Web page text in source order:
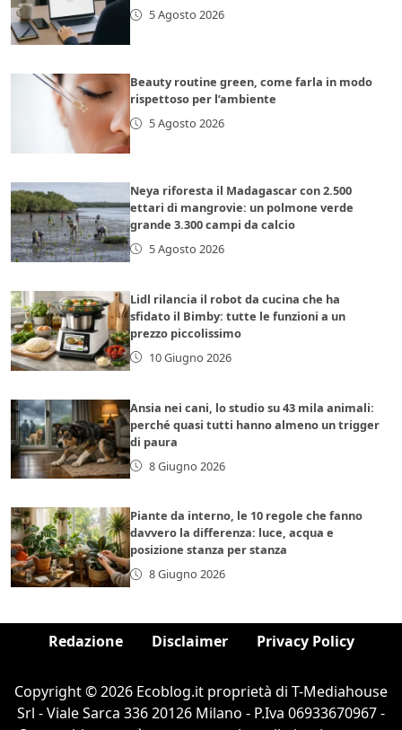
5 Agosto 2026
Beauty routine green, come farla in modo
rispettoso per l’ambiente
5 Agosto 2026
Neya riforesta il Madagascar con 2.500
ettari di mangrovie: un polmone verde
grande 3.300 campi da calcio
5 Agosto 2026
Lidl rilancia il robot da cucina che ha
sfidato il Bimby: tutte le funzioni a un
prezzo piccolissimo
10 Giugno 2026
Ansia nei cani, lo studio su 43 mila animali:
perché quasi tutti hanno almeno un trigger
di paura
8 Giugno 2026
Piante da interno, le 10 regole che fanno
davvero la differenza: luce, acqua e
posizione stanza per stanza
8 Giugno 2026
Redazione Disclaimer Privacy Policy
Copyright © 2026 Ecoblog.it proprietà di T-Mediahouse
Srl - Viale Sarca 336 20126 Milano - P.Iva 06933670967 -